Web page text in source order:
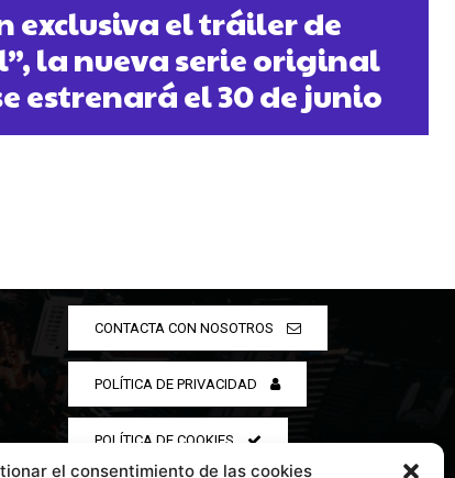
el consentimiento de las cookies
exclusiva el tráiler de
la nueva serie original
estrenará el 30 de junio
CONTACTA CON NOSOTROS
POLÍTICA DE PRIVACIDAD
POLÍTICA DE COOKIES